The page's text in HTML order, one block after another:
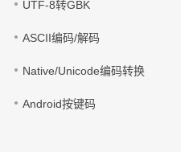
UTF-8转GBK
ASCII编码/解码
Native/Unicode编码转换
Android按键码